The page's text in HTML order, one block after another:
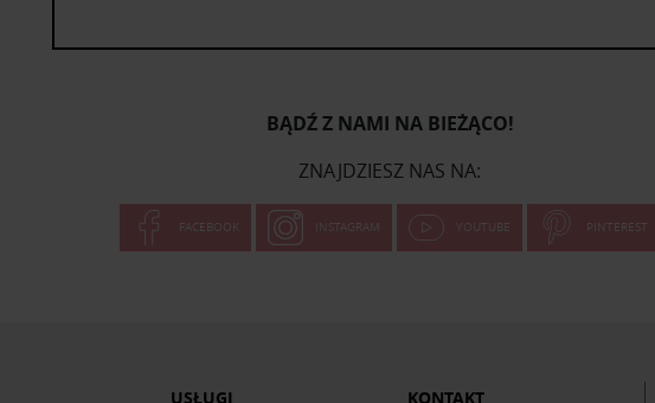
BĄDŹ Z NAMI NA BIEŻĄCO!
ZNAJDZIESZ NAS NA:
FACEBOOK INSTAGRAM YOUTUBE PINTEREST
USŁUGI KONTAKT